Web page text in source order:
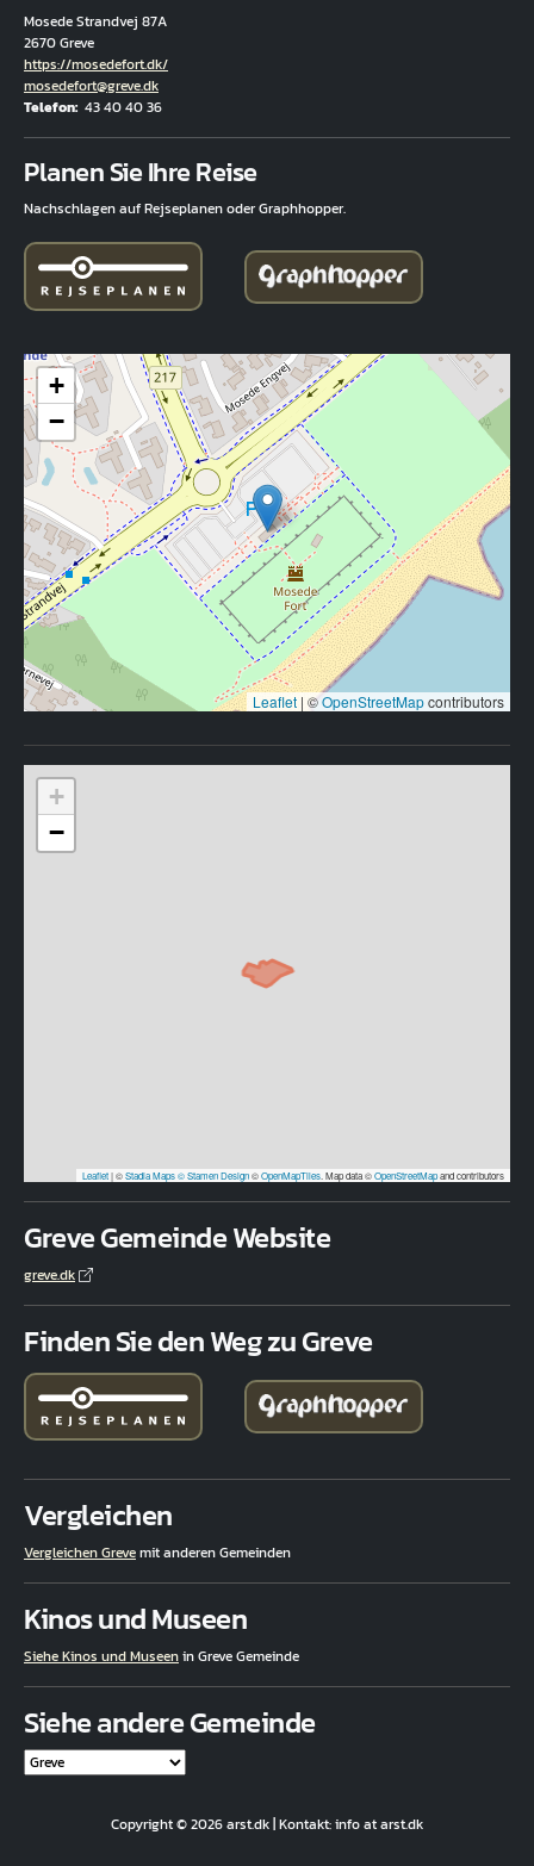
Mosede Strandvej 87A
2670 Greve
Hjemmeside
https://mosedefort.dk/
E-Mail
mosedefort@greve.dk
Telefon 43 40 40 36
Planen Sie Ihre Reise
Nachschlagen auf Rejseplanen oder Graphhopper.
+
−
Leaflet | ©OpenStreetMapcontributors
+
−
Leaflet|©Stadia Maps© Stamen Design©OpenMapTiles. Map data ©OpenStreetMapand contributors
Greve Gemeinde Website
greve.dk
Finden Sie den Weg zu Greve
Vergleichen
Vergleichen Grevemit anderen Gemeinden
Kinos und Museen
Siehe Kinos und Museenin Greve Gemeinde
Siehe andere Gemeinde
Copyright © 2026 arst.dk | Kontakt: info at arst.dk